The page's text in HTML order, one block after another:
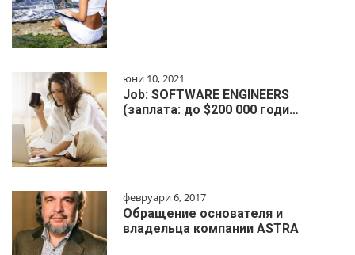
юни 10, 2021
Job: SOFTWARE ENGINEERS
(заплата: до $200 000 годи…
февруари 6, 2017
Обращение основателя и
владельца компании ASTRA